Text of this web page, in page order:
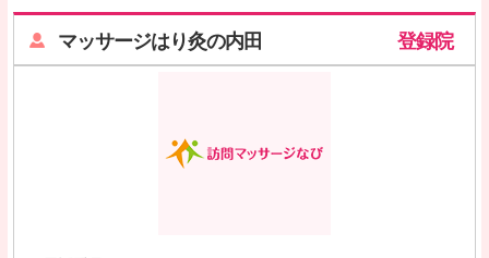
マッサージはり灸の内田 登録院